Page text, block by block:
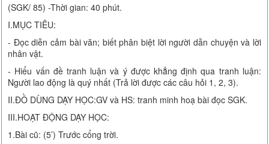
(SGK/ 85) -Thời gian: 40 phút.
I.MỤC TIÊU:
- Đọc diễn cảm bài văn; biết phân biệt lời người dẫn chuyện và lời
nhân vật.
- Hiểu vấn đề tranh luận và ý được khẳng định qua tranh luận:
Người lao động là quý nhất (Trả lời được các câu hỏi 1, 2, 3).
II.ĐỒ DÙNG DẠY HỌC:GV và HS: tranh minh hoạ bài đọc SGK.
III.HOẠT ĐỘNG DẠY HỌC:
1.Bài cũ: (5’) Trước cổng trời.